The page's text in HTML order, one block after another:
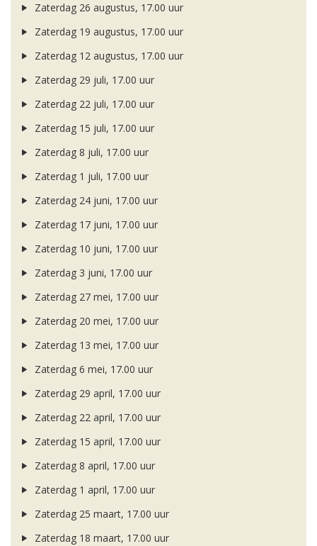
Zaterdag 26 augustus, 17.00 uur
Zaterdag 19 augustus, 17.00 uur
Zaterdag 12 augustus, 17.00 uur
Zaterdag 29 juli, 17.00 uur
Zaterdag 22 juli, 17.00 uur
Zaterdag 15 juli, 17.00 uur
Zaterdag 8 juli, 17.00 uur
Zaterdag 1 juli, 17.00 uur
Zaterdag 24 juni, 17.00 uur
Zaterdag 17 juni, 17.00 uur
Zaterdag 10 juni, 17.00 uur
Zaterdag 3 juni, 17.00 uur
Zaterdag 27 mei, 17.00 uur
Zaterdag 20 mei, 17.00 uur
Zaterdag 13 mei, 17.00 uur
Zaterdag 6 mei, 17.00 uur
Zaterdag 29 april, 17.00 uur
Zaterdag 22 april, 17.00 uur
Zaterdag 15 april, 17.00 uur
Zaterdag 8 april, 17.00 uur
Zaterdag 1 april, 17.00 uur
Zaterdag 25 maart, 17.00 uur
Zaterdag 18 maart, 17.00 uur